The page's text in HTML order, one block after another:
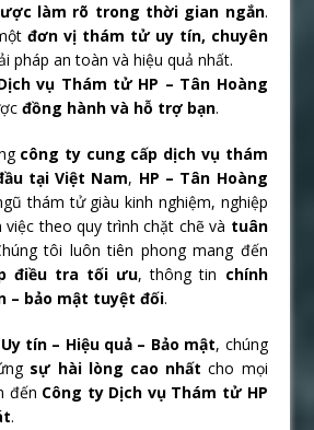
làm rõ trong thời gian ngắn.
đơn vị thám tử uy tín, chuyên
pháp an toàn và hiệu quả nhất.
vụ Thám tử HP – Tân Hoàng
đồng hành và hỗ trợ bạn.
công ty cung cấp dịch vụ thám
tại Việt Nam, HP – Tân Hoàng
thám tử giàu kinh nghiệm, nghiệp
theo quy trình chặt chẽ và tuân
tôi luôn tiên phong mang đến
điều tra tối ưu, thông tin chính
– bảo mật tuyệt đối.
Uy tín – Hiệu quả – Bảo mật, chúng
sự hài lòng cao nhất cho mọi
đến Công ty Dịch vụ Thám tử HP
.